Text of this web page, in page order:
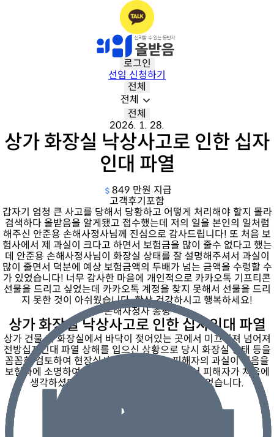
로그인
선임 신청하기
전체
전체
전체
2026. 1. 28.
상가 화장실 낙상사고로 인한 십자
인대 파열
849 만원 지급
고객후기포함
갑자기 엄청 큰 사고를 당해서 당황하고 어떻게 처리해야 할지 몰라
검색하다 올받음을 알게됐고 접수했는데 저의 일을 본인의 일처럼
해주신 안준용 손해사정사님께 진심으로 감사드립니다! 또 처음 보
험사에서 제 과실이 크다고 하면서 보험금을 많이 줄수 없다고 했는
데 안준용 손해사정사님이 화장실 상태를 잘 설명해주셔서 과실이
많이 줄면서 덕분에 예상 보험금액의 두배가 넘는 금액을 수령할 수
가 있었습니다! 너무 감사한 마음에 개인적으로 카카오톡 기프티콘
선물을 드리고 싶었는데 카카오톡 계정을 찾지 못해서 선물을 드리
지 못한 것이 아쉬웠습니다. 항상 건강하시고 행복하세요!
손해사정사 총평
상가 화장실 낙상사고로 인한 십자인대 파열
상가 건물 내 화장실에서 바닥이 젖어있는 곳에서 미끄러져 넘어져
전방십자인대 파열 상해를 입으신 상황으로 당시 화장실 상태 등을
꼼꼼히 검토하여 현장심사를 진행하였고, 피해자의 과실이 적음을
보험사에 소명하여 치료비 및 위자료등에 대해서 피해자가 처음에
생각하셨던 금액보다 많은 보험금이 지급되었습니다.